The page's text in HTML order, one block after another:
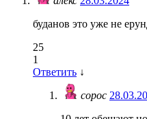
буданов это уже не
25
1
Ответить ↓
сорос